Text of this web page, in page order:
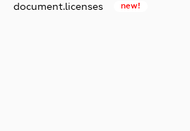
document.licenses new!